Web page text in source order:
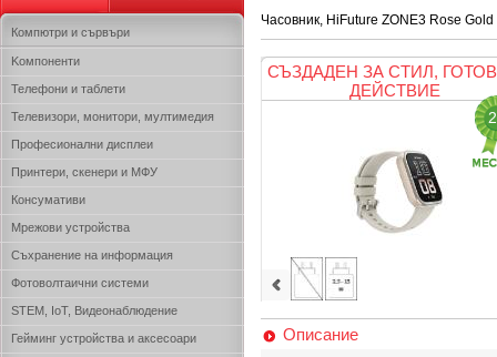
Компютри и сървъри
Kомпоненти
Телефони и таблети
Телевизори, монитори, мултимедия
Професионални дисплеи
Принтери, скенери и МФУ
Консумативи
Мрежови устройства
Съхранение на информация
Фотоволтаични системи
STEM, IoT, Видеонаблюдение
Гейминг устройства и аксесоари
Часовник, HiFuture ZONE3 Rose Gold
СЪЗДАДЕН ЗА СТИЛ,
ДЕЙСТВИЕ
Описание